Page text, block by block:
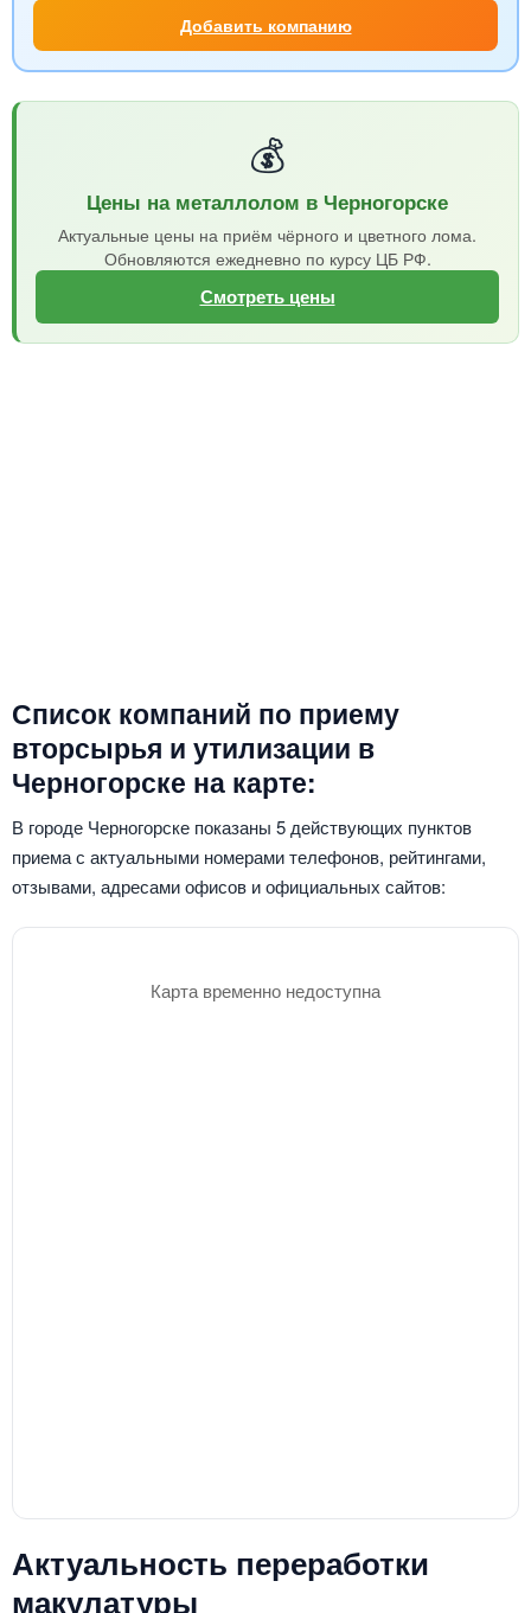
Добавить компанию
💰
Цены на металлолом в Черногорске
Актуальные цены на приём чёрного и цветного лома.
Обновляются ежедневно по курсу ЦБ РФ.
Смотреть цены
Список компаний по приему
вторсырья и утилизации в
Черногорске на карте:
В городе Черногорске показаны 5 действующих пунктов
приема с актуальными номерами телефонов, рейтингами,
отзывами, адресами офисов и официальных сайтов:
Карта временно недоступна
Актуальность переработки
макулатуры